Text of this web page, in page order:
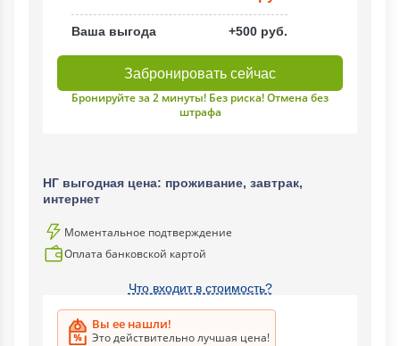
Ваша выгода +500 руб.
Забронировать сейчас
Бронируйте за 2 минуты! Без риска! Отмена без
штрафа
НГ выгодная цена: проживание, завтрак,
интернет
Моментальное подтверждение
Оплата банковской картой
Что входит в стоимость?
Вы ее нашли!
Это действительно лучшая цена!